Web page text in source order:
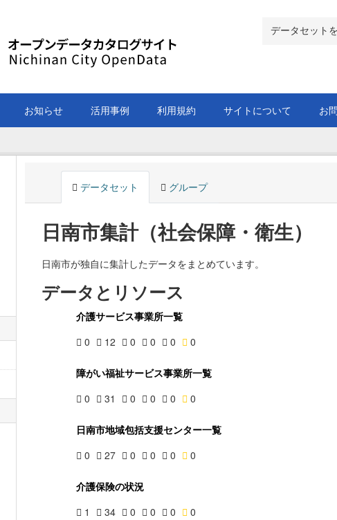
お知らせ 活用事例 利用規約 サイトについて お
データセット グループ
日南市集計（社会保障・衛生）
日南市が独自に集計したデータをまとめています。
データとリソース
介護サービス事業所一覧
0
12 0 0 0 0
障がい福祉サービス事業所一覧
0
31 0 0 0 0
日南市地域包括支援センター一覧
0
27 0 0 0 0
介護保険の状況
1
34 0 0 0 0